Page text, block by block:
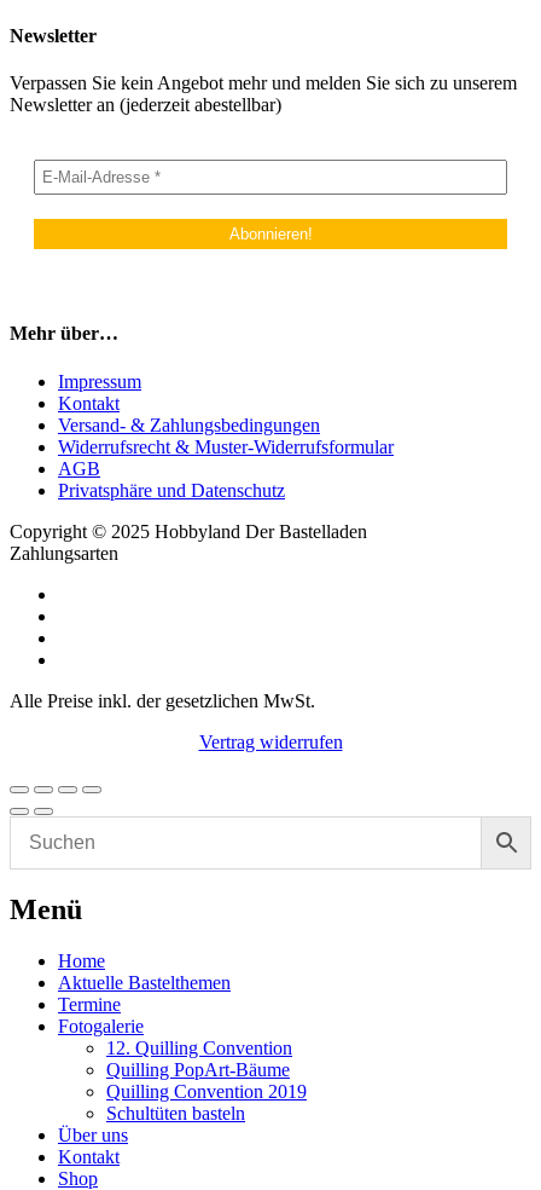
Newsletter
Verpassen Sie kein Angebot mehr und melden Sie sich zu unserem
Newsletter an (jederzeit abestellbar)
Mehr über…
Impressum
Kontakt
Versand- & Zahlungsbedingungen
Widerrufsrecht & Muster-Widerrufsformular
AGB
Privatsphäre und Datenschutz
Copyright © 2025 Hobbyland Der Bastelladen
Zahlungsarten
Alle Preise inkl. der gesetzlichen MwSt.
Vertrag widerrufen
Menü
Home
Aktuelle Bastelthemen
Termine
Fotogalerie
12. Quilling Convention
Quilling PopArt-Bäume
Quilling Convention 2019
Schultüten basteln
Über uns
Kontakt
Shop